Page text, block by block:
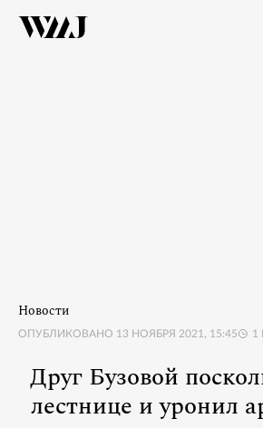
Новости
ОПУБЛИКОВАНО 13 НОЯБРЯ 2021, 15:45 1
Друг Бузовой
лестнице и уронил